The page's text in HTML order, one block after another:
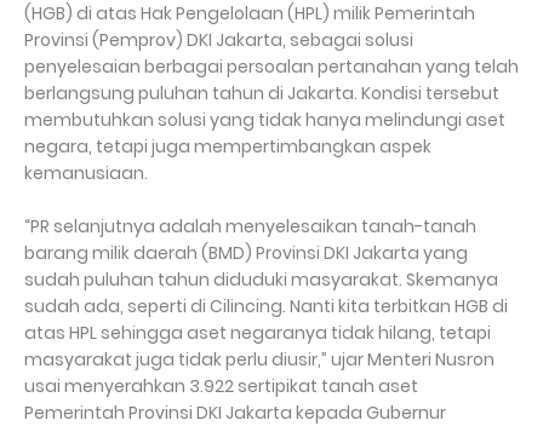
(HGB) di atas Hak Pengelolaan (HPL) milik Pemerintah
Provinsi (Pemprov) DKI Jakarta, sebagai solusi
penyelesaian berbagai persoalan pertanahan yang telah
berlangsung puluhan tahun di Jakarta. Kondisi tersebut
membutuhkan solusi yang tidak hanya melindungi aset
negara, tetapi juga mempertimbangkan aspek
kemanusiaan.
“PR selanjutnya adalah menyelesaikan tanah-tanah
barang milik daerah (BMD) Provinsi DKI Jakarta yang
sudah puluhan tahun diduduki masyarakat. Skemanya
sudah ada, seperti di Cilincing. Nanti kita terbitkan HGB di
atas HPL sehingga aset negaranya tidak hilang, tetapi
masyarakat juga tidak perlu diusir,” ujar Menteri Nusron
usai menyerahkan 3.922 sertipikat tanah aset
Pemerintah Provinsi DKI Jakarta kepada Gubernur